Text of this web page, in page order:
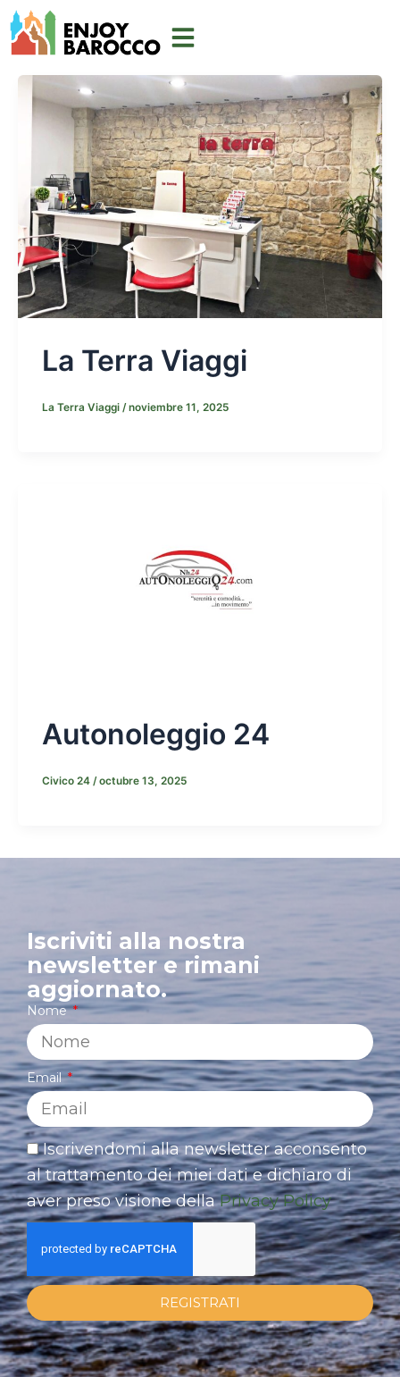
al
La Terra Viaggi
La Terra Viaggi /noviembre 11, 2025
Autonoleggio 24
Civico 24 /octubre 13, 2025
Iscriviti alla nostra
newsletter e rimani
aggiornato.
Nome
Email
Iscrivendomi alla newsletter acconsento
al trattamento dei miei dati e dichiaro di
aver preso visione dellaPrivacy Policy
REGISTRATI